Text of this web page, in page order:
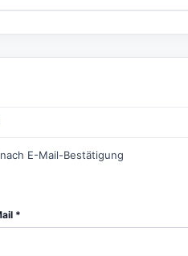
E-Mail-Bestätigung
*